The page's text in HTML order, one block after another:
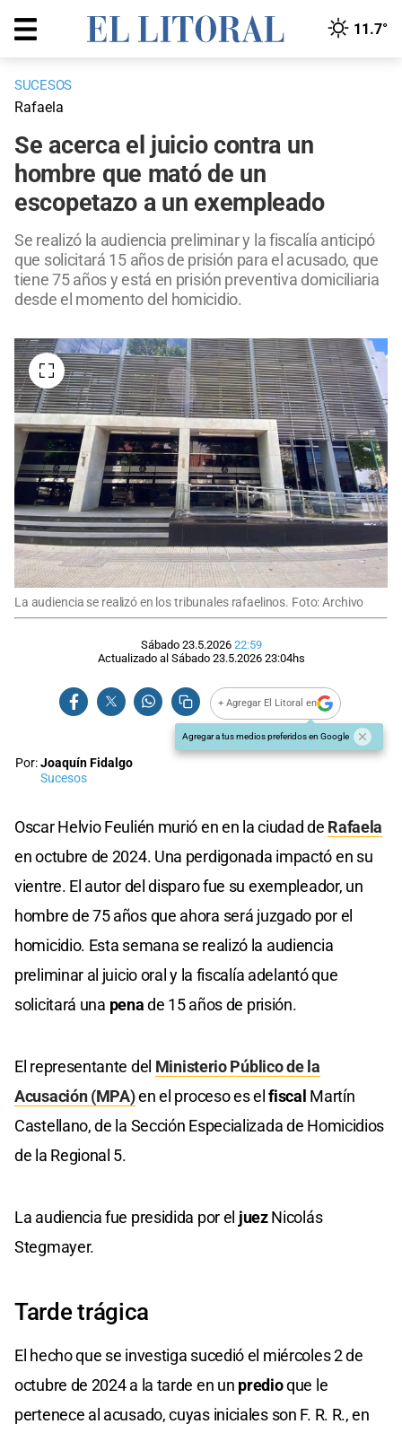
11.7°
SUCESOS
Rafaela
Se acerca el juicio contra un
hombre que mató de un
escopetazo a un exempleado
Se realizó la audiencia preliminar y la fiscalía anticipó
que solicitará 15 años de prisión para el acusado, que
tiene 75 años y está en prisión preventiva domiciliaria
desde el momento del homicidio.
La audiencia se realizó en los tribunales rafaelinos. Foto: Archivo
Sábado 23.5.2026 22:59
Actualizado al Sábado 23.5.2026 23:04hs
+ Agregar El Litoral en
Agregar a tus medios preferidos en Google
Por:Joaquín Fidalgo
Sucesos
Oscar Helvio Feulién murió en en la ciudad de Rafaela
en octubre de 2024. Una perdigonada impactó en su
vientre. El autor del disparo fue su exempleador, un
hombre de 75 años que ahora será juzgado por el
homicidio. Esta semana se realizó la audiencia
preliminar al juicio oral y la fiscalía adelantó que
solicitará una penade 15 años de prisión.
El representante del Ministerio Público de la
Acusación (MPA)en el proceso es elfiscal Martín
Castellano, de la Sección Especializada de Homicidios
de la Regional 5.
La audiencia fue presidida por el juezNicolás
Stegmayer.
Tarde trágica
El hecho que se investiga sucedió el miércoles 2 de
octubre de 2024 a la tarde en un predioque le
pertenece al acusado, cuyas iniciales son F. R. R., en